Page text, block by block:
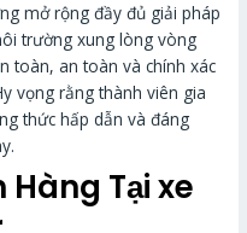
mở rộng đầy đủ giải pháp
trường xung lòng vòng
toàn, an toàn và chính xác
vọng rằng thành viên gia
thức hấp dẫn và đáng
Tại xe